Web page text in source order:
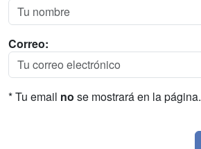
Correo:
* Tu email no se mostrará en la página.